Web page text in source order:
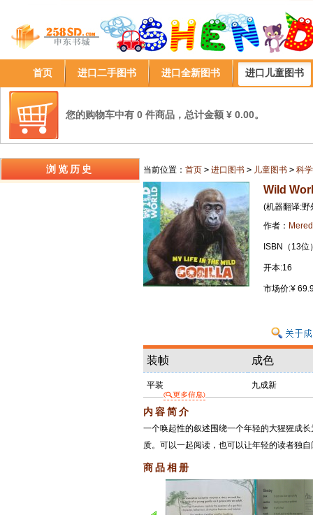
首页 进口二手图书 进口全新图书 进口儿童图书
您的购物车中有 0 件商品，总计金额 ¥ 0.00。
浏览历史 当前位置： 首页 > 进口图书 > 儿童图书 > 科
Wild
(机器翻译:野
作者：
ISBN（13
开本:16
市场价:¥
装帧 成色
平装 九成新
内容简介
一个唤起性的叙述围绕一个年轻的大猩猩成
质。可以一起阅读，也可以让年轻的读者独自
商品相册